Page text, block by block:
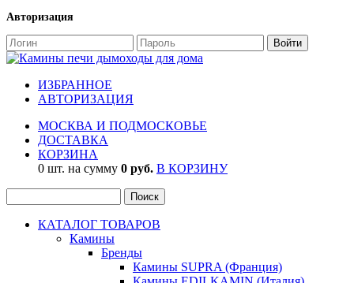
Авторизация
ИЗБРАННОЕ
АВТОРИЗАЦИЯ
МОСКВА И ПОДМОСКОВЬЕ
ДОСТАВКА
КОРЗИНА
0 шт. на сумму 0 руб. В КОРЗИНУ
КАТАЛОГ ТОВАРОВ
Камины
Бренды
Камины SUPRA (Франция)